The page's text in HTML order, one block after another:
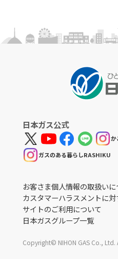
日本ガス公式
か
ガスのある暮らしRASHIKU
お客さま個人情報の取扱いに
カスタマーハラスメントに
サイトのご利用について
日本ガスグループ一覧
Copyright© NIHON GAS Co., Ltd.